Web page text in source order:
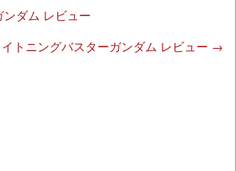
ダム レビュー
トニングバスターガンダム レビュー →